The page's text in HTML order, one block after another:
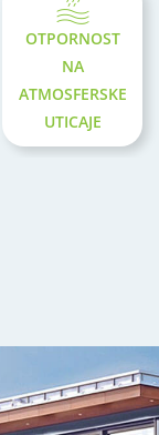
OTPORNOST
NA
ATMOSFERSKE
UTICAJE